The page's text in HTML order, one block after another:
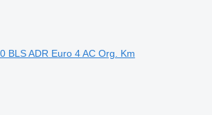
BLS ADR Euro 4 AC Org. Km